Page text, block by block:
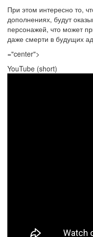
При этом интересно то,
дополнениях, будут
персонажей, что может
даже смерти в будущих
="center">
YouTube (short)